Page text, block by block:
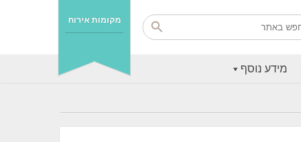
מקומות אירוח
מידע נוסף